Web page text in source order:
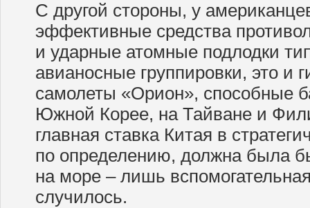
С другой стороны, у
эффективные средства
и ударные атомные подлодки
авианосные группировки, это и
самолеты «Орион», способные
Южной Корее, на Тайване и
главная ставка Китая в
по определению, должна была
на море – лишь
случилось.